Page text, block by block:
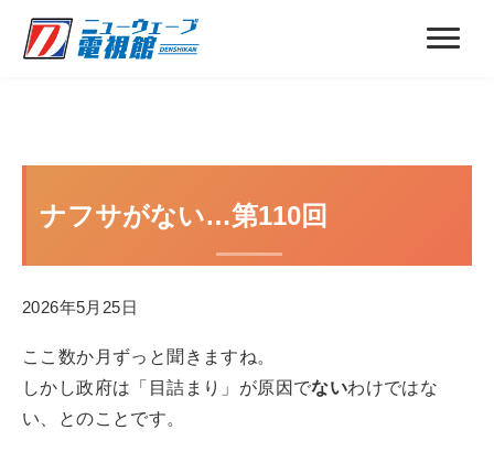
ナフサがない…第110回
2026年5月25日
ここ数か月ずっと聞きますね。
しかし政府は「目詰まり」が原因でないわけではな
い、とのことです。